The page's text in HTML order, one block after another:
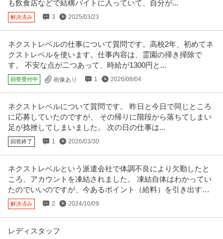
も飲食店などで結構バイトに入っていて、自分が...
解決済み 3 2025/03/23
ネクストレベルの仕事について質問です。高校2年、初めてネ
クストレベルを使います。仕事内容は、霊園の掃き掃除で
す。 不安な点が二つあって、時給が1300円と...
回答受付中 画像あり 1 2026/08/04
ネクストレベルについて質問です。 昨日と今日で同じところ
に応募していたのですが、 その帰りに階段から落ちてしまい
足が捻挫してしまいました。 次の日の仕事は...
回答終了 1 2026/03/30
ネクストレベルという派遣会社で体調不良により欠勤したと
ころ、アカウントを凍結されました。 凍結自体はわかってい
たのでいいのですが、今あるポイント（給料）を引き出すに
はどうすればいいのでしょうか？
解決済み 2 2024/10/09
レディスタッフ